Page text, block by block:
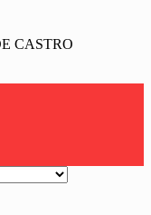
CASTRO